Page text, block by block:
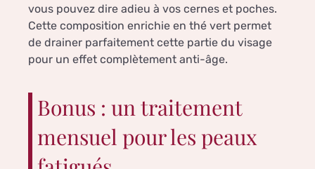
vous pouvez dire adieu à vos cernes et poches.
Cette composition enrichie en thé vert permet
de drainer parfaitement cette partie du visage
pour un effet complètement anti-âge.
Bonus : un traitement
mensuel pour les peaux